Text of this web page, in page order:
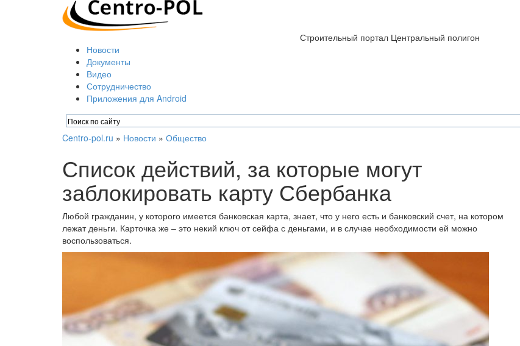
Строительный портал Центральный полигон
Новости
Документы
Видео
Сотрудничество
Приложения для Android
Centro-pol.ru » Новости » Общество
Список действий, за которые могут
заблокировать карту Сбербанка
Любой гражданин, у которого имеется банковская карта, знает, что у него есть и банковский счет, на котором
лежат деньги. Карточка же – это некий ключ от сейфа с деньгами, и в случае необходимости ей можно
воспользоваться.